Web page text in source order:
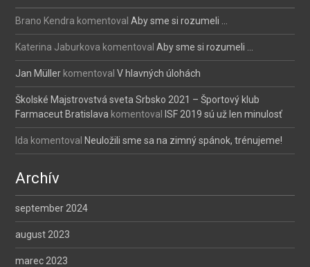
Brano Kendra komentovalAby sme si rozumeli …
Katerina Jaburkova komentovalAby sme si rozumeli …
Jan Müller komentovalV hlavných úlohách
Školské Majstrovstvá sveta Srbsko 2021 – Športový klub
Farmaceut Bratislava komentoval ISF 2019 sú už len minulosť
Ida komentoval Neuložili sme sa na zimný spánok, trénujeme!
Archív
september 2024
august 2023
marec 2023